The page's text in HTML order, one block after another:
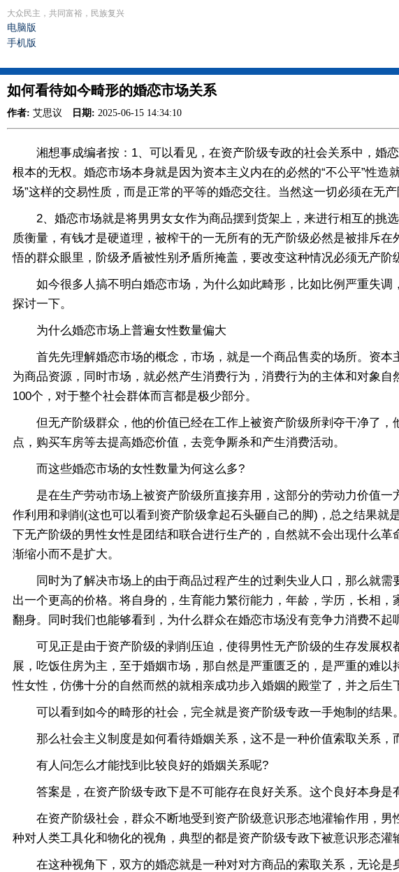
大众民主，共同富裕，民族复兴
电脑版
手机版
如何看待如今畸形的婚恋市场关系
作者: 艾思议 日期: 2025-06-15 14:34:10
湘想事成编者按：1、可以看见，在资产阶级专政的社会关系中，婚
根本的无权。婚恋市场本身就是因为资本主义内在的必然的“不公平”性
场”这样的交易性质，而是正常的平等的婚恋交往。当然这一切必须在无
2、婚恋市场就是将男男女女作为商品摆到货架上，来进行相互的挑
质衡量，有钱才是硬道理，被榨干的一无所有的无产阶级必然是被排斥
悟的群众眼里，阶级矛盾被性别矛盾所掩盖，要改变这种情况必须无产阶
如今很多人搞不明白婚恋市场，为什么如此畸形，比如比例严重失调
探讨一下。
为什么婚恋市场上普遍女性数量偏大
首先先理解婚恋市场的概念，市场，就是一个商品售卖的场所。资本
为商品资源，同时市场，就必然产生消费行为，消费行为的主体和对象
100个，对于整个社会群体而言都是极少部分。
但无产阶级群众，他的价值已经在工作上被资产阶级所剥夺干净了，
点，购买车房等去提高婚恋价值，去竞争厮杀和产生消费活动。
而这些婚恋市场的女性数量为何这么多?
是在生产劳动市场上被资产阶级所直接弃用，这部分的劳动力价值一
作利用和剥削(这也可以看到资产阶级拿起石头砸自己的脚)，总之结果
下无产阶级的男性女性是团结和联合进行生产的，自然就不会出现什么
渐缩小而不是扩大。
同时为了解决市场上的由于商品过程产生的过剩失业人口，那么就需
出一个更高的价格。将自身的，生育能力繁衍能力，年龄，学历，长相
翻身。同时我们也能够看到，为什么群众在婚恋市场没有竞争力消费不起
可见正是由于资产阶级的剥削压迫，使得男性无产阶级的生存发展权
展，吃饭住房为主，至于婚姻市场，那自然是严重匮乏的，是严重的难
性女性，仿佛十分的自然而然的就相亲成功步入婚姻的殿堂了，并之后
可以看到如今的畸形的社会，完全就是资产阶级专政一手炮制的结果。
那么社会主义制度是如何看待婚姻关系，这不是一种价值索取关系，
有人问怎么才能找到比较良好的婚姻关系呢?
答案是，在资产阶级专政下是不可能存在良好关系。这个良好本身是
在资产阶级社会，群众不断地受到资产阶级意识形态地灌输作用，男
种对人类工具化和物化的视角，典型的都是资产阶级专政下被意识形态灌
在这种视角下，双方的婚恋就是一种对对方商品的索取关系，无论是